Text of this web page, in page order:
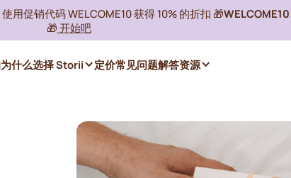
用促销代码 WELCOME10 获得 10% 的折扣 🎁WELCOME10
🎁 开始吧
为什么选择 Storii 定价常见问题解答资源